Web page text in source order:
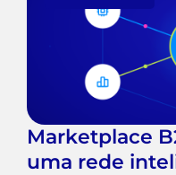
Marketplace
uma rede